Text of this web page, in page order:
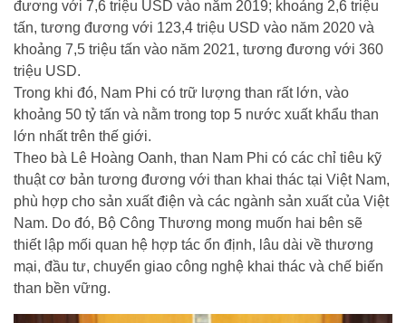
đương với 7,6 triệu USD vào năm 2019; khoảng 2,6 triệu
tấn, tương đương với 123,4 triệu USD vào năm 2020 và
khoảng 7,5 triệu tấn vào năm 2021, tương đương với 360
triệu USD.
Trong khi đó, Nam Phi có trữ lượng than rất lớn, vào
khoảng 50 tỷ tấn và nằm trong top 5 nước xuất khẩu than
lớn nhất trên thế giới.
Theo bà Lê Hoàng Oanh, than Nam Phi có các chỉ tiêu kỹ
thuật cơ bản tương đương với than khai thác tại Việt Nam,
phù hợp cho sản xuất điện và các ngành sản xuất của Việt
Nam. Do đó, Bộ Công Thương mong muốn hai bên sẽ
thiết lập mối quan hệ hợp tác ổn định, lâu dài về thương
mại, đầu tư, chuyển giao công nghệ khai thác và chế biến
than bền vững.